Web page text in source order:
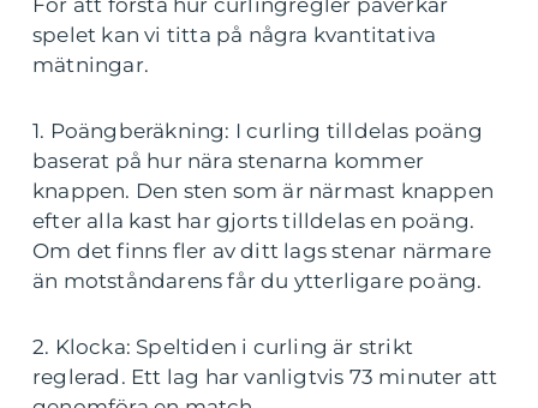
För att förstå hur curlingregler påverkar
spelet kan vi titta på några kvantitativa
mätningar.
1. Poängberäkning: I curling tilldelas poäng
baserat på hur nära stenarna kommer
knappen. Den sten som är närmast knappen
efter alla kast har gjorts tilldelas en poäng.
Om det finns fler av ditt lags stenar närmare
än motståndarens får du ytterligare poäng.
2. Klocka: Speltiden i curling är strikt
reglerad. Ett lag har vanligtvis 73 minuter att